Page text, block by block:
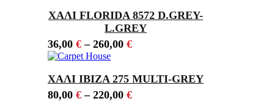
ΧΑΛΙ FLORIDA 8572 D.GREY-
L.GREY
36,00 €– 260,00 €
ΧΑΛΙ IBIZA 275 MULTI-GREY
80,00 €– 220,00 €